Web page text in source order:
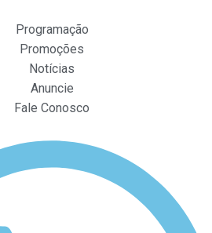
Programação
Promoções
Notícias
Anuncie
Fale Conosco